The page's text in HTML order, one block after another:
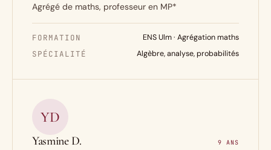
Agrégé de maths, professeur en MP*
FORMATION ENS Ulm · Agrégation maths
SPÉCIALITÉ Algèbre, analyse, probabilités
YD
Yasmine D. 9 ANS